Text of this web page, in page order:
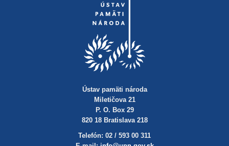
Ústav pamäti národa
Miletičova 21
P. O. Box 29
820 18 Bratislava 218
Telefón: 02 / 593 00 311